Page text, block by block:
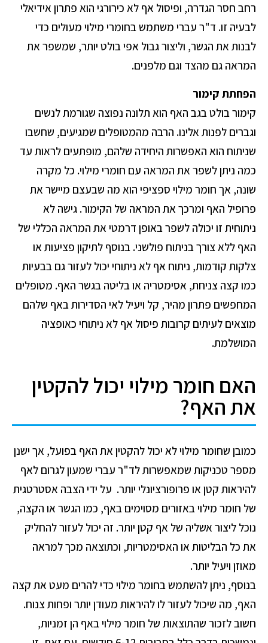
רחב חסר הגדרה, ופיסול אף לא כירורגי הוא פתרון אידיאלי
לבעיה זו. ד"ר עברי משתמש בחומרי מילוי מעולים כדי
לבנות את הגשר, וליצור גבול אפי בולט יותר, שמשפר את
המראה גם מהצד וגם מלפנים.
הפחתת קימור
קימור בולט בגב האף הוא תלונה נפוצה שגורמת לנשים
וגברים לפנות אלינו. הרבה מהמטופלים שמגיעים, שחשבו
שניתוח הוא האפשרות היחידה שלהם, מופתעים לראות עד
כמה ניתן לשפר את המראה עם חומרי מילוי. כל מקרה
שונה, אך חומר מילוי ספציפי הוא מה שבעצם מיישר את
פרופיל האף ומרכך את המראה של הקימור. גישה לא
ניתוחית זו יכולה לשפר באופן דרמטי את המראה הכללי של
האף ללא צורך בניתוח פולשני. בנוסף לתיקון פציעות או
צלקות קודמות, ניתוח אף לא ניתוחי יכול לעזור גם בבעיות
כמו קצה צניחת, אסימטריה או בליטה בגשר האף. מטופלים
המחפשים פתרון מהיר, קל ויעיל לאי הסדירות באף שלהם
מוצאים לעיתים קרובות פיסול אף לא ניתוחי כאופציה
המושלמת.
האם חומר מילוי יכול להקטין
את האף?
כמובן שחומר מילוי לא יכול להקטין את האף בפועל, אך ישנן
מספר טכניקות שמאפשרות לד"ר עברי שמעון לגרום לאף
להיראות קטן או פרופורציונלי יותר. על ידי הצבה אסטרטגית
של חומר מילוי באזורים מסוימים באף, כמו הגשר או הקצה,
נוכל ליצור אשליה של אף קטן יותר. זה יכול לעזור להחליק
את כל הבליטות או האסימטריות, וכתוצאה מכך למראה
מאוזן ויעיל יותר.
בנוסף, ניתן להשתמש בחומר מילוי כדי להרים מעט את קצה
האף, מה שיכול לעזור לו להיראות מעודן יותר ופחות צנוח.
חשוב לזכור שהתוצאות של חומר מילוי באף הן זמניות,